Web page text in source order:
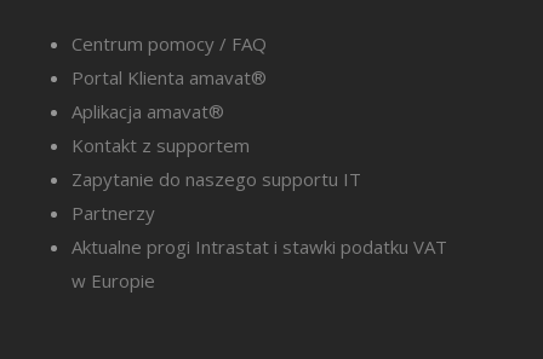
Centrum pomocy / FAQ
Portal Klienta amavat®
Aplikacja amavat®
Kontakt z supportem
Zapytanie do naszego supportu IT
Partnerzy
Aktualne progi Intrastat i stawki podatku VAT
w Europie